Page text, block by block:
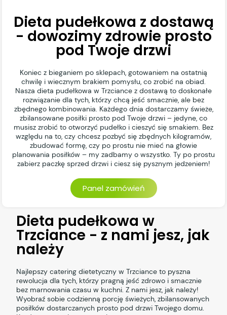
Dieta pudełkowa z dostawą
- dowozimy zdrowie prosto
pod Twoje drzwi
Koniec z bieganiem po sklepach, gotowaniem na ostatnią
chwilę i wiecznym brakiem pomysłu, co zrobić na obiad.
Nasza dieta pudełkowa w Trzciance z dostawą to doskonałe
rozwiązanie dla tych, którzy chcą jeść smacznie, ale bez
zbędnego kombinowania. Każdego dnia dostarczamy świeże,
zbilansowane posiłki prosto pod Twoje drzwi – jedyne, co
musisz zrobić to otworzyć pudełko i cieszyć się smakiem. Bez
względu na to, czy chcesz pozbyć się zbędnych kilogramów,
zbudować formę, czy po prostu nie mieć na głowie
planowania posiłków – my zadbamy o wszystko. Ty po prostu
zabierz paczkę sprzed drzwi i ciesz się pysznym jedzeniem!
Panel zamówień
Dieta pudełkowa w
Trzciance - z nami jesz, jak
należy
Najlepszy catering dietetyczny w Trzciance to pyszna
rewolucja dla tych, którzy pragną jeść zdrowo i smacznie
bez marnowania czasu w kuchni. Z nami jesz, jak należy!
Wyobraź sobie codzienną porcję świeżych, zbilansowanych
posiłków dostarczanych prosto pod drzwi Twojego domu.